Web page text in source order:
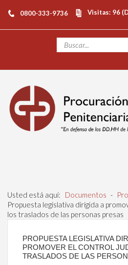
0800-333-9736 Visitas: 96
Usted está aquí: Documentos -
Propuesta legislativa dirigida a
los traslados de las personas presas
PROPUESTA LEGISLATIVA
PROMOVER EL CONTROL
TRASLADOS DE LAS